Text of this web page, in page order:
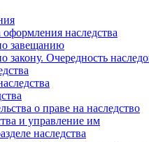
наследства
завещанию
закону. Очередность
о праве на наследство
и управление им
наследства